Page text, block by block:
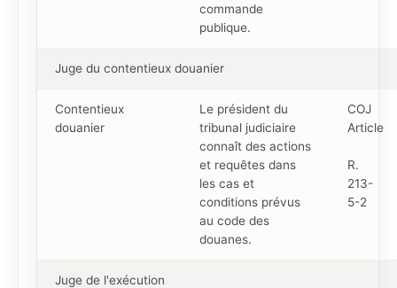
commande
publique.
Juge du contentieux douanier
Contentieux
douanier
Le président du
tribunal judiciaire
connaît des actions
et requêtes dans
les cas et
conditions prévus
au code des
douanes.
COJ
Article
R.
213-
5-2
Juge de l'exécution